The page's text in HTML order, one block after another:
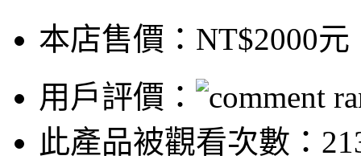
本店售價： NT$2000元
用戶評價：
此產品被觀看次數：